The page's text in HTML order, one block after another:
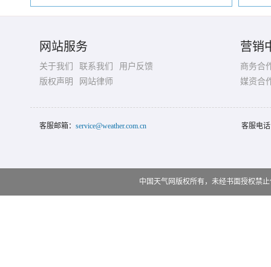
网站服务
关于我们 联系我们
用户反馈
版权声明
网站律师
营销
商务合
媒资合
客服邮箱： service@weather.com.cn 客服电
中国天气网版权所有，未经书面授权